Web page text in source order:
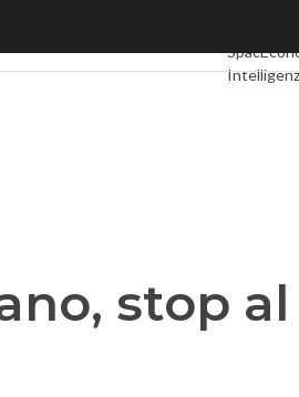
stop al